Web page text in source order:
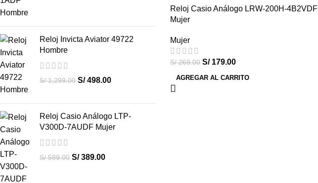
Reloj Invicta Aviator 49722
Hombre
S/1,299.00 S/498.00
Reloj Casio Análogo LTP-
V300D-7AUDF Mujer
S/589.00 S/389.00
-33%
Reloj Casio Análogo LRW-200H-4B2VDF
Mujer
Mujer
S/269.00 S/179.00
AGREGAR AL CARRITO